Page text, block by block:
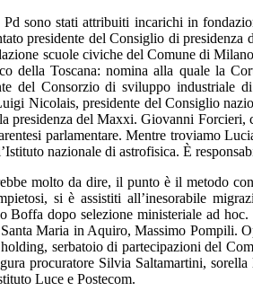
sono stati attribuiti incarichi in
presidente del Consiglio di
scuole civiche del Comune di
della Toscana: nomina alla quale la
del Consorzio di sviluppo industriale
Nicolais, presidente del Consiglio
presidenza del Maxxi. Giovanni
parlamentare. Mentre troviamo
nazionale di astrofisica. È
molto da dire, il punto è il metodo
si è assistiti all’inesorabile
Boffa dopo selezione ministeriale ad
Maria in Aquiro, Massimo Pompili.
serbatoio di partecipazioni del
procuratore Silvia Saltamartini,
Luce e Postecom.